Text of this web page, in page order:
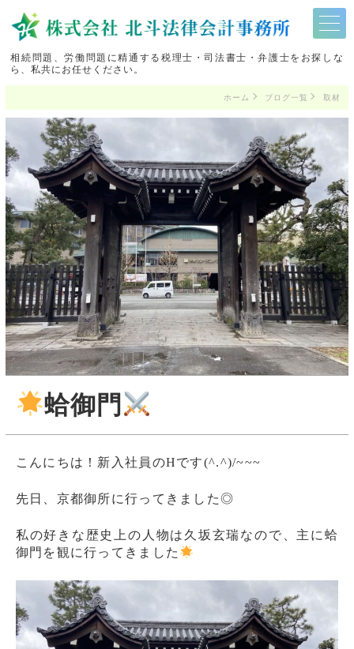
相続問題、労働問題に精通する税理士・司法書士・弁護士をお探しな
ら、私共にお任せください。
ホーム ブログ一覧 取材
蛤御門
こんにちは！新入社員のHです(^.^)/~~~
先日、京都御所に行ってきました◎
私の好きな歴史上の人物は久坂玄瑞なので、主に蛤
御門を観に行ってきました